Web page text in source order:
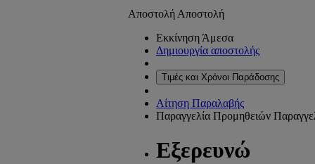
Αποστολή Αποστολή
Εκκίνηση Άμεσα
Δημιουργία αποστολής
Τιμές και Χρόνοι Παράδοσης
Αίτηση Παραλαβής
Παραγγελία Προμηθειών
Εξερευνώ